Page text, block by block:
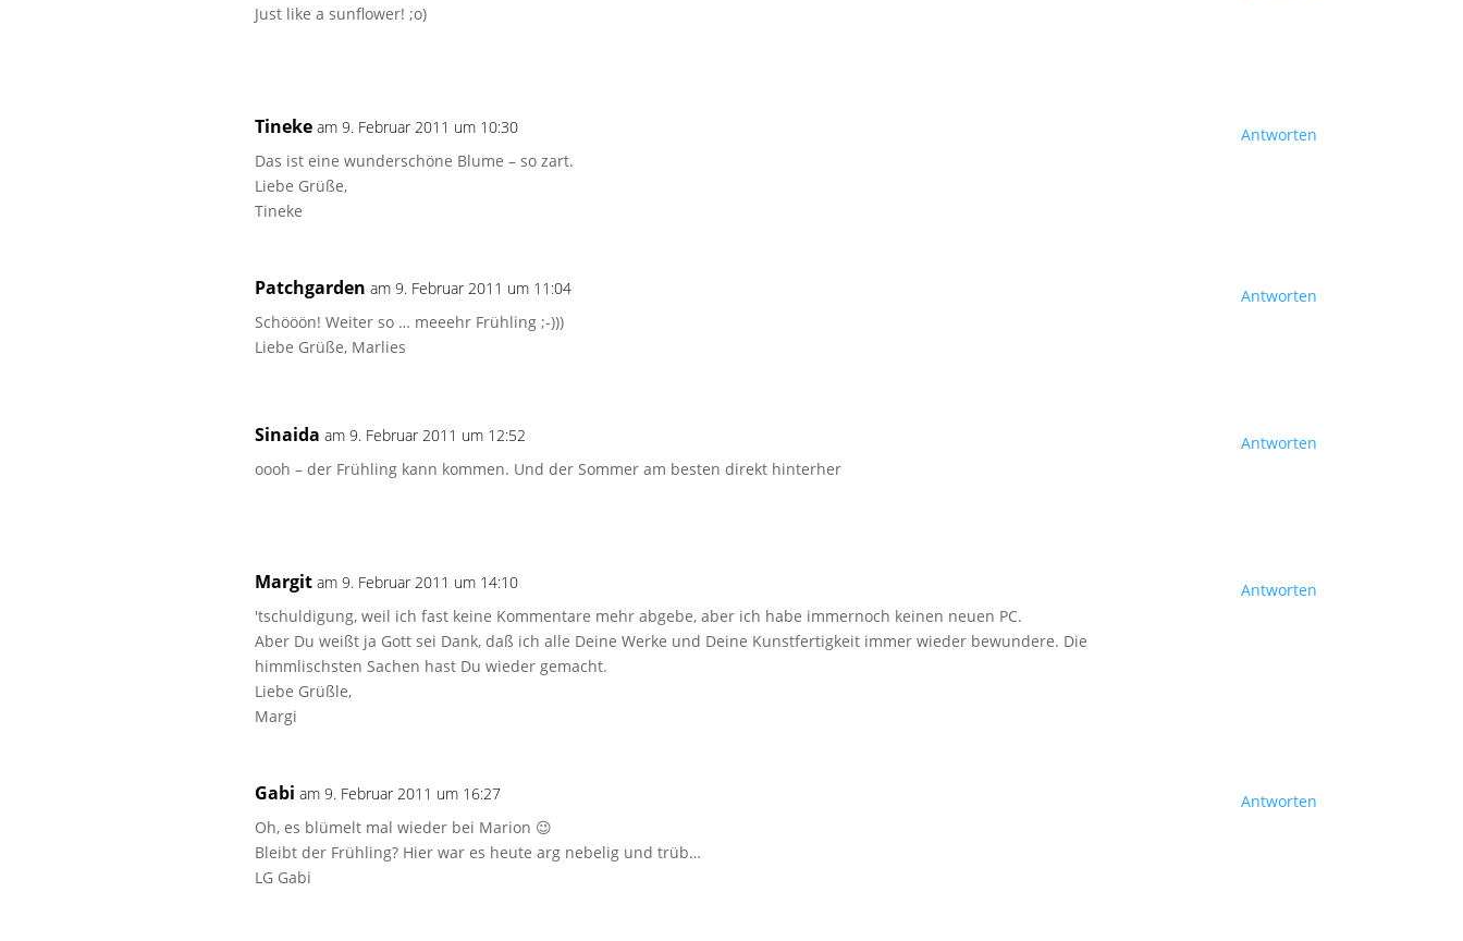
Just like a sunflower! ;o)
Tineke am 9. Februar 2011 um 10:30
Das ist eine wunderschöne Blume – so zart.
Liebe Grüße,
Tineke
Antworten
Patchgarden am 9. Februar 2011 um 11:04
Schööön! Weiter so … meeehr Frühling ;-)))
Liebe Grüße, Marlies
Antworten
Sinaida am 9. Februar 2011 um 12:52
oooh – der Frühling kann kommen. Und der Sommer am besten direkt hinterher
Antworten
Margit am 9. Februar 2011 um 14:10
'tschuldigung, weil ich fast keine Kommentare mehr abgebe, aber ich habe immernoch keinen neuen PC.
Aber Du weißt ja Gott sei Dank, daß ich alle Deine Werke und Deine Kunstfertigkeit immer wieder bewundere. Die
himmlischsten Sachen hast Du wieder gemacht.
Liebe Grüßle,
Margi
Antworten
Gabi am 9. Februar 2011 um 16:27
Oh, es blümelt mal wieder bei Marion 😉
Bleibt der Frühling? Hier war es heute arg nebelig und trüb…
LG Gabi
Antworten